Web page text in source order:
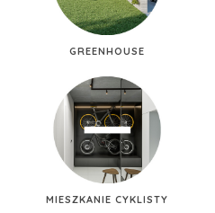
GREENHOUSE
MIESZKANIE CYKLISTY